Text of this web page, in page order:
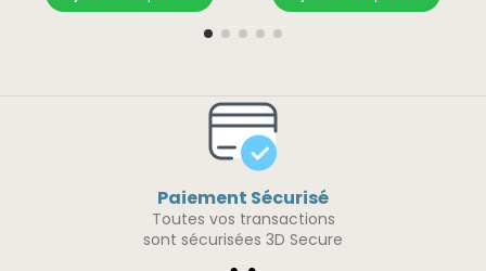
Paiement Sécurisé
Toutes vos transactions
sont sécurisées 3D Secure